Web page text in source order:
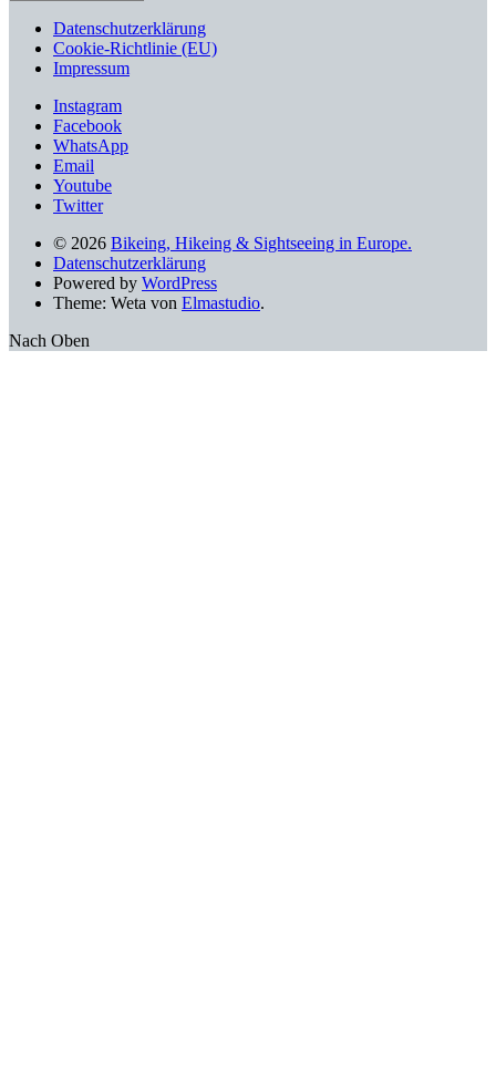
älteren
Beiträgen
Datenschutzerklärung
Cookie-Richtlinie (EU)
Impressum
Instagram
Facebook
WhatsApp
Email
Youtube
Twitter
© 2026 Bikeing, Hikeing & Sightseeing in Europe.
Datenschutzerklärung
Powered by WordPress
Theme: Weta von Elmastudio.
Nach Oben